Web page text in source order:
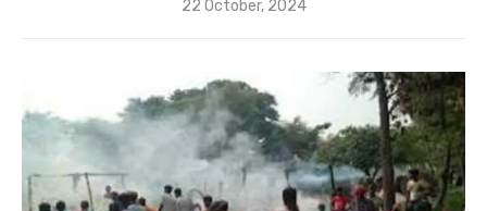
Posted
22 October, 2024